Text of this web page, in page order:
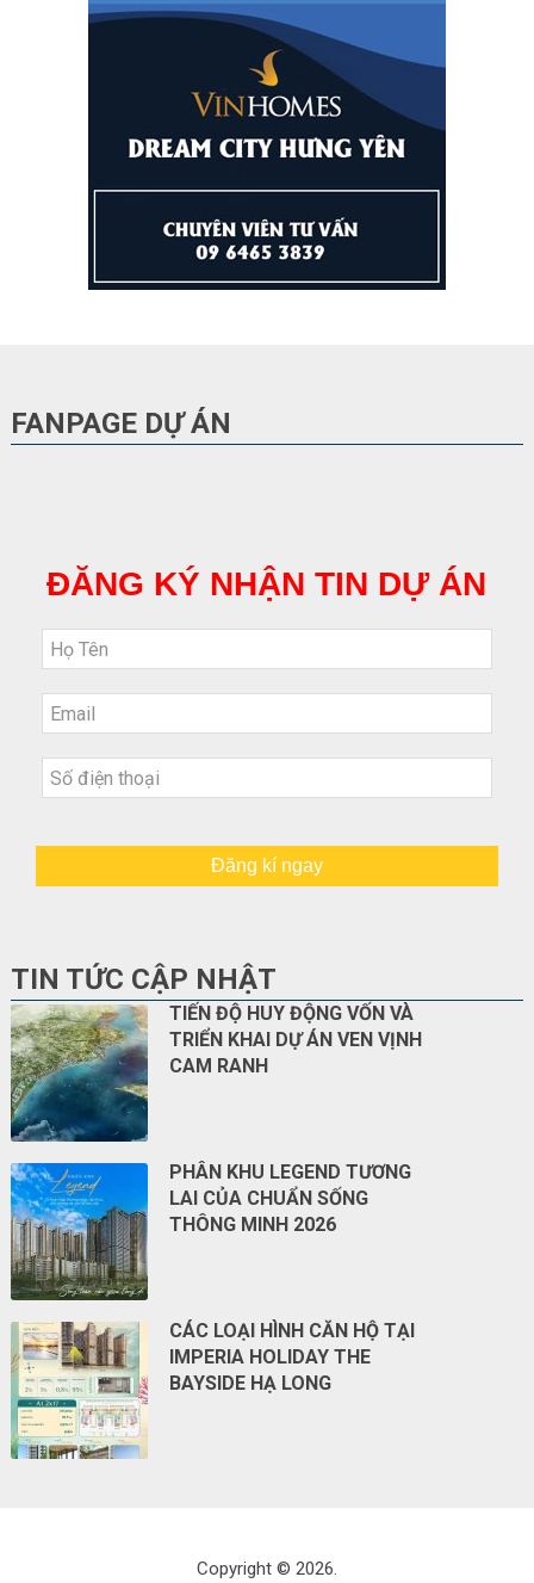
FANPAGE DỰ ÁN
ĐĂNG KÝ NHẬN TIN DỰ ÁN
Đăng kí ngay
TIN TỨC CẬP NHẬT
TIẾN ĐỘ HUY ĐỘNG VỐN VÀ
TRIỂN KHAI DỰ ÁN VEN VỊNH
CAM RANH
PHÂN KHU LEGEND TƯƠNG
LAI CỦA CHUẨN SỐNG
THÔNG MINH 2026
CÁC LOẠI HÌNH CĂN HỘ TẠI
IMPERIA HOLIDAY THE
BAYSIDE HẠ LONG
Copyright © 2026.